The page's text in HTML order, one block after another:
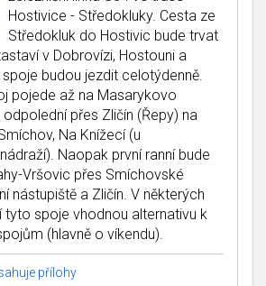
Hostivice - Středokluky. Cesta ze
Středokluk do Hostivic bude trvat
v Dobrovízi, Hostouni a
budou jezdit celotýdenně.
pojede až na Masarykovo
přes Zličín (Řepy) na
Na Knížecí (u
Naopak první ranní bude
Vršovic přes Smíchovské
nástupiště a Zličín. V některých
tyto spoje vhodnou alternativu k
(hlavně o víkendu).
přílohy